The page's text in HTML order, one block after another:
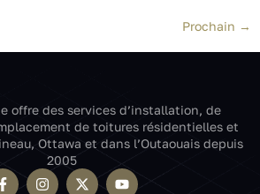
Prochain →
offre des services d’installation, de
de toitures résidentielles et
Ottawa et dans l’Outaouais depuis
2005